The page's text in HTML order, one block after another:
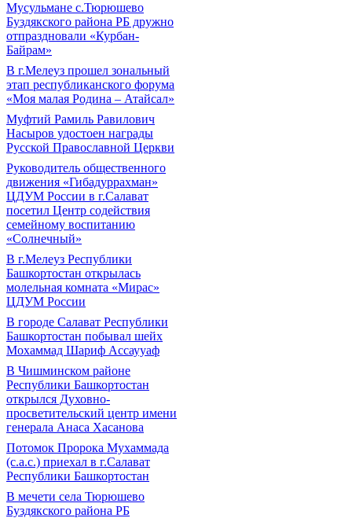
Мусульмане с.Тюрюшево
Буздякского района РБ дружно
отпраздновали «Курбан-
Байрам»
В г.Мелеуз прошел зональный
этап республиканского форума
«Моя малая Родина – Атайсал»
Муфтий Рамиль Равилович
Насыров удостоен награды
Русской Православной Церкви
Руководитель общественного
движения «Гибадуррахман»
ЦДУМ России в г.Салават
посетил Центр содействия
семейному воспитанию
«Солнечный»
В г.Мелеуз Республики
Башкортостан открылась
молельная комната «Мирас»
ЦДУМ России
В городе Салават Республики
Башкортостан побывал шейх
Мохаммад Шариф Ассаууаф
В Чишминском районе
Республики Башкортостан
открылся Духовно-
просветительский центр имени
генерала Анаса Хасанова
Потомок Пророка Мухаммада
(с.а.с.) приехал в г.Салават
Республики Башкортостан
В мечети села Тюрюшево
Буздякского района РБ